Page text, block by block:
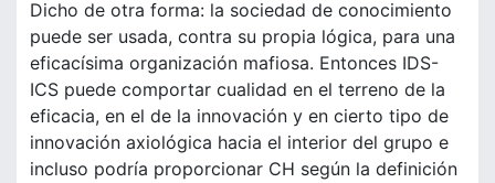
Dicho de otra forma: la sociedad de conocimiento
puede ser usada, contra su propia lógica, para una
eficacísima organización mafiosa. Entonces IDS-
ICS puede comportar cualidad en el terreno de la
eficacia, en el de la innovación y en cierto tipo de
innovación axiológica hacia el interior del grupo e
incluso podría proporcionar CH según la definición